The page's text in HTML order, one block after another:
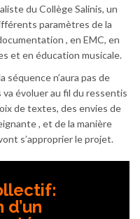
du Collège Salinis, un
paramètres de la
, en EMC, en
et en éducation musicale.
séquence n’aura pas de
évoluer au fil du ressentis
de textes, des envies de
, et de la manière
s’approprier le projet.
d’un